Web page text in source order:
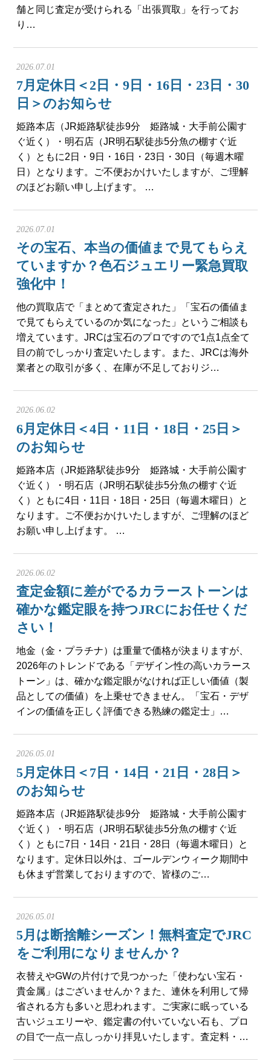
舗と同じ査定が受けられる「出張買取」を行ってお
り…
2026.07.01
7月定休日＜2日・9日・16日・23日・30
日＞のお知らせ
姫路本店（JR姫路駅徒歩9分 姫路城・大手前公園す
ぐ近く）・明石店（JR明石駅徒歩5分魚の棚すぐ近
く）ともに2日・9日・16日・23日・30日（毎週木曜
日）となります。ご不便おかけいたしますが、ご理解
のほどお願い申し上げます。 …
2026.07.01
その宝石、本当の価値まで見てもらえ
ていますか？色石ジュエリー緊急買取
強化中！
他の買取店で「まとめて査定された」「宝石の価値ま
で見てもらえているのか気になった」というご相談も
増えています。JRCは宝石のプロですので1点1点全て
目の前でしっかり査定いたします。また、JRCは海外
業者との取引が多く、在庫が不足しておりジ…
2026.06.02
6月定休日＜4日・11日・18日・25日＞
のお知らせ
姫路本店（JR姫路駅徒歩9分 姫路城・大手前公園す
ぐ近く）・明石店（JR明石駅徒歩5分魚の棚すぐ近
く）ともに4日・11日・18日・25日（毎週木曜日）と
なります。ご不便おかけいたしますが、ご理解のほど
お願い申し上げます。 …
2026.06.02
査定金額に差がでるカラーストーンは
確かな鑑定眼を持つJRCにお任せくだ
さい！
地金（金・プラチナ）は重量で価格が決まりますが、
2026年のトレンドである「デザイン性の高いカラース
トーン」は、確かな鑑定眼がなければ正しい価値（製
品としての価値）を上乗せできません。「宝石・デザ
インの価値を正しく評価できる熟練の鑑定士」…
2026.05.01
5月定休日＜7日・14日・21日・28日＞
のお知らせ
姫路本店（JR姫路駅徒歩9分 姫路城・大手前公園す
ぐ近く）・明石店（JR明石駅徒歩5分魚の棚すぐ近
く）ともに7日・14日・21日・28日（毎週木曜日）と
なります。定休日以外は、ゴールデンウィーク期間中
も休まず営業しておりますので、皆様のご…
2026.05.01
5月は断捨離シーズン！無料査定でJRC
をご利用になりませんか？
衣替えやGWの片付けで見つかった「使わない宝石・
貴金属」はございませんか？また、連休を利用して帰
省される方も多いと思われます。ご実家に眠っている
古いジュエリーや、鑑定書の付いていない石も、プロ
の目で一点一点しっかり拝見いたします。査定料・…